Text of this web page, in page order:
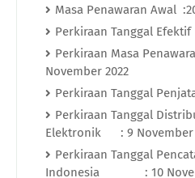
Masa Penawaran Awal :
Perkiraan Tanggal
Perkiraan Masa
November 2022
Perkiraan Tanggal
Perkiraan Tanggal
Elektronik : 9 November
Perkiraan Tanggal
Indonesia : 10